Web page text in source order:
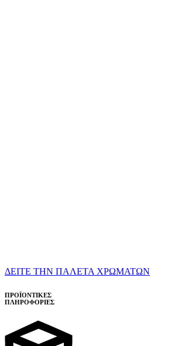
ΔΕΙΤΕ ΤΗΝ ΠΑΛΕΤΑ ΧΡΩΜΑΤΩΝ
ΠΡΟΪΟΝΤΙΚΕΣ
ΠΛΗΡΟΦΟΡΙΕΣ